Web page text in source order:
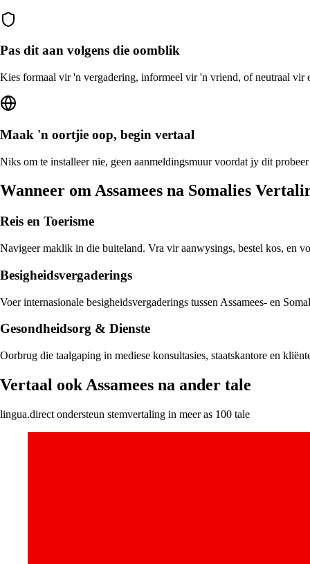
Pas dit aan volgens die oomblik
Kies formaal vir 'n vergadering, informeel vir 'n vriend, of neutraal vir
Maak 'n oortjie oop, begin vertaal
Niks om te installeer nie, geen aanmeldingsmuur voordat jy dit
Wanneer om Assamees na Somalies
Reis en Toerisme
Navigeer maklik in die buiteland. Vra vir aanwysings, bestel kos, en
Besigheidsvergaderings
Voer internasionale besigheidsvergaderings tussen Assamees- en
Gesondheidsorg & Dienste
Oorbrug die taalgaping in mediese konsultasies, staatskantore en
Vertaal ook Assamees na ander tale
lingua.direct ondersteun stemvertaling in meer as 100 tale